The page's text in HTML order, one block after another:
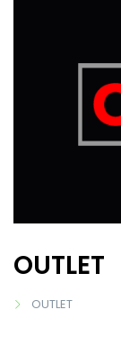
OUTLET
OUTLET